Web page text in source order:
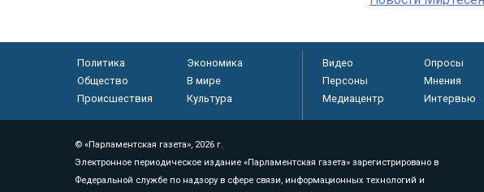
Политика
Экономика
Общество
В мире
Происшествия
Культура
Видео Опросы
Персоны
Мнения
Медиацентр
Интервью
© «Парламентская газета», 2026 г.
Электронное периодическое издание «Парламентская газета» зарегистрировано в
Федеральной службе по надзору в сфере связи, информационных технологий и